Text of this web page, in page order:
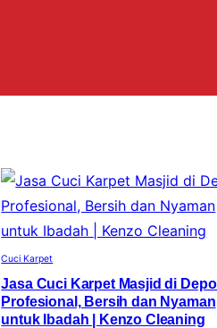
Cuci Karpet
Jasa Cuci Karpet Masjid di
Profesional, Bersih dan Nyaman
untuk Ibadah | Kenzo Cleaning